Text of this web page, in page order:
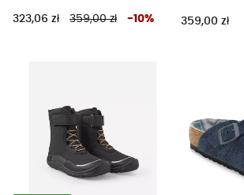
323,06 zł 359,00 zł -10% 359,00 zł